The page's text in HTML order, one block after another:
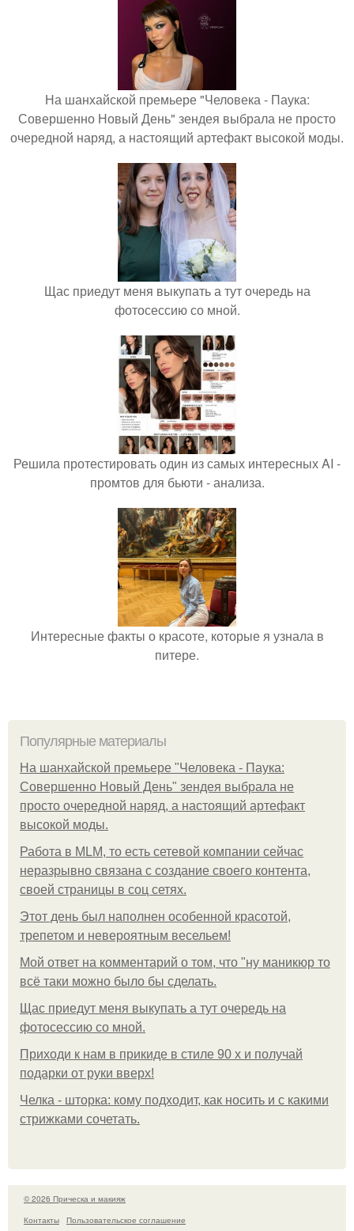
На шанхайской премьере "Человека - Паука:
Совершенно Новый День" зендея выбрала не просто
очередной наряд, а настоящий артефакт высокой моды.
Щас приедут меня выкупать а тут очередь на
фотосессию со мной.
Решила протестировать один из самых интересных AI -
промтов для бьюти - анализа.
Интересные факты о красоте, которые я узнала в
питере.
Популярные материалы
На шанхайской премьере "Человека - Паука:
Совершенно Новый День" зендея выбрала не
просто очередной наряд, а настоящий артефакт
высокой моды.
Работа в MLM, то есть сетевой компании сейчас
неразрывно связана с создание своего контента,
своей страницы в соц сетях.
Этот день был наполнен особенной красотой,
трепетом и невероятным весельем!
Мой ответ на комментарий о том, что "ну маникюр то
всё таки можно было бы сделать.
Щас приедут меня выкупать а тут очередь на
фотосессию со мной.
Приходи к нам в прикиде в стиле 90 х и получай
подарки от руки вверх!
Челка - шторка: кому подходит, как носить и с какими
стрижками сочетать.
© 2026 Прическа и макияж
Контакты
Пользовательское соглашение